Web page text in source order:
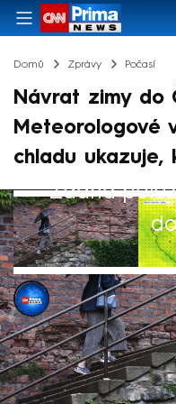
Domů Zprávy Počasí
Návrat zimy do
Meteorologové
chladu ukazuje,
Žádná
CNN Prima NEWS
12. kvě 2026, 07:52
Druhý květnový
zatažený.